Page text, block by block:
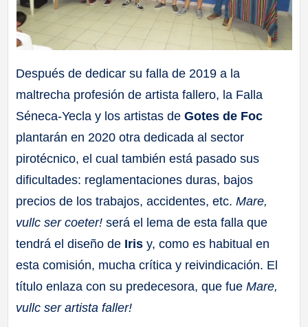
Después de dedicar su falla de 2019 a la
maltrecha profesión de artista fallero, la Falla
Séneca-Yecla y los artistas deGotes de Foc
plantarán en 2020 otra dedicada al sector
pirotécnico, el cual también está pasado sus
dificultades: reglamentaciones duras, bajos
precios de los trabajos, accidentes, etc.Mare,
vullc ser coeter! será el lema de esta falla que
tendrá el diseño de Irisy, como es habitual en
esta comisión, mucha crítica y reivindicación. El
título enlaza con su predecesora, que fueMare,
vullc ser artista faller!